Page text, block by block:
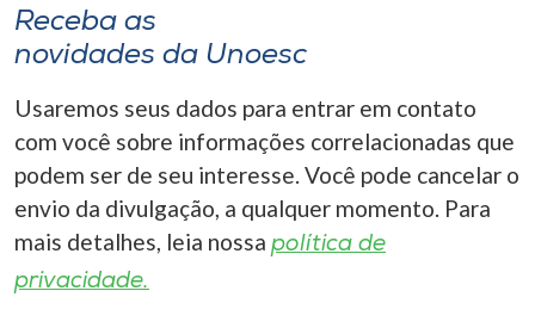
Receba as
novidades da Unoesc
Usaremos seus dados para entrar em contato
com você sobre informações correlacionadas que
podem ser de seu interesse. Você pode cancelar o
envio da divulgação, a qualquer momento. Para
mais detalhes, leia nossa política de
privacidade.